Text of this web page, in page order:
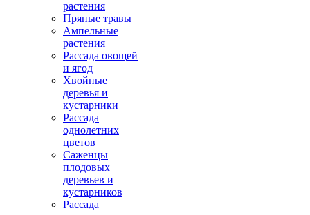
растения
Пряные травы
Ампельные
растения
Рассада овощей
и ягод
Хвойные
деревья и
кустарники
Рассада
однолетних
цветов
Саженцы
плодовых
деревьев и
кустарников
Рассада